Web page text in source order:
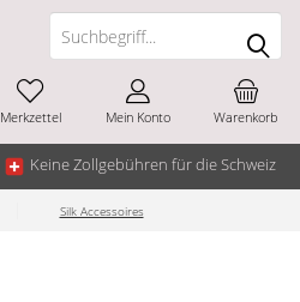
Keine Zollgebühren für die Schweiz
Warenkorb
Merkzettel Mein Konto
Silk Accessoires